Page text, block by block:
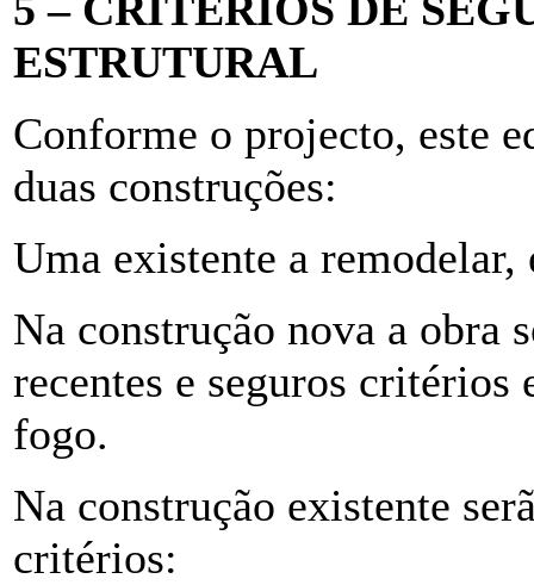
ESTRUTURAL
Conforme o projecto, este
duas construções:
Uma existente a
Na construção nova a obra
recentes e seguros critérios
fogo.
Na construção existente
critérios: